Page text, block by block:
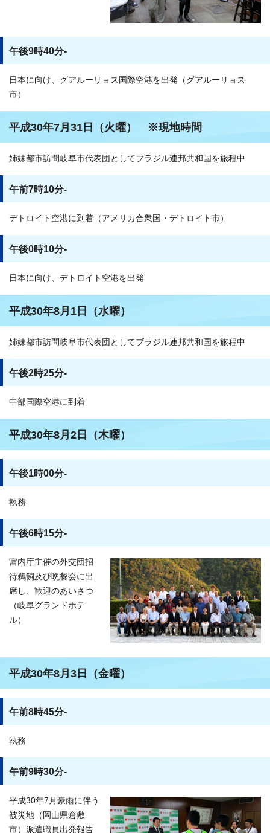
午後9時40分-
日本に向け、グアルーリョス国際空港を出発（グアルーリョス
市）
平成30年7月31日（火曜） ※現地時間
姉妹都市訪問岐阜市代表団としてブラジル連邦共和国を旅程中
午前7時10分-
デトロイト空港に到着（アメリカ合衆国・デトロイト市）
午後0時10分-
日本に向け、デトロイト空港を出発
平成30年8月1日（水曜）
姉妹都市訪問岐阜市代表団としてブラジル連邦共和国を旅程中
午後2時25分-
中部国際空港に到着
平成30年8月2日（木曜）
午後1時00分-
執務
午後6時15分-
宮内庁主催の外交団招
待鵜飼及び晩餐会に出
席し、歓迎のあいさつ
（岐阜グランドホテ
ル）
平成30年8月3日（金曜）
午前8時45分-
執務
午前9時30分-
平成30年7月豪雨に伴う
被災地（岡山県倉敷
市）派遣職員出発報告